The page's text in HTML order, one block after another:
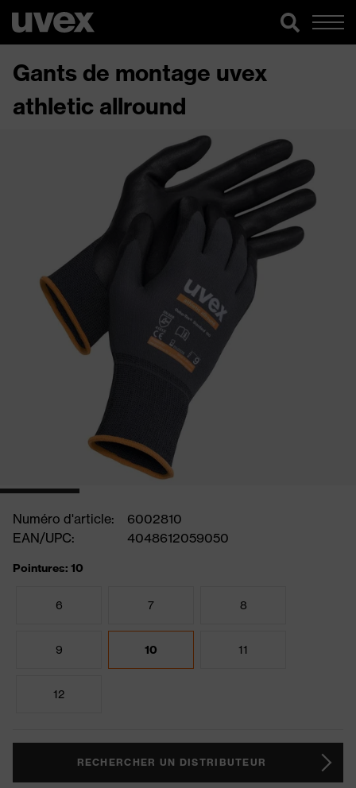
Gants de montage uvex
athletic allround
Numéro d'article:
6002810
EAN/UPC:
4048612059050
Pointures: 10
6 7 8
9 10 11
12
RECHERCHER UN DISTRIBUTEUR